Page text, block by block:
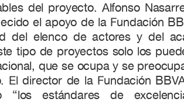
del proyecto. Alfonso
el apoyo de la Fundación
del elenco de actores y del
tipo de proyectos solo los
que se ocupa y se
El director de la Fundación
“los estándares de